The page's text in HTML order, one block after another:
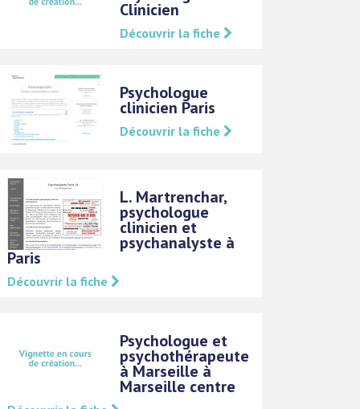
Clinicien
Découvrir la fiche
Psychologue
clinicien Paris
Découvrir la fiche
L. Martrenchar,
psychologue
clinicien et
psychanalyste à
Paris
Découvrir la fiche
Psychologue et
psychothérapeute
à Marseille à
Marseille centre